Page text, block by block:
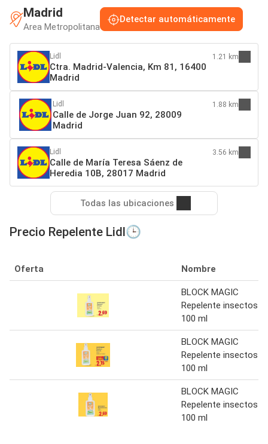
Madrid
Area Metropolitana
Detectar automáticamente
Lidl
Ctra. Madrid-Valencia, Km 81, 16400
Madrid
1.21 km
Lidl
Calle de Jorge Juan 92, 28009
Madrid
1.88 km
Lidl
Calle de María Teresa Sáenz de
Heredia 10B, 28017 Madrid
3.56 km
Todas las ubicaciones
Precio Repelente Lidl🕒
Oferta Nombre
BLOCK MAGIC
Repelente insectos
100 ml
BLOCK MAGIC
Repelente insectos
100 ml
BLOCK MAGIC
Repelente insectos
100 ml